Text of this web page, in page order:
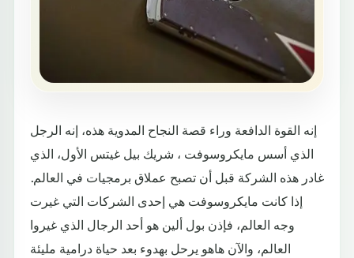
إنه القوة الدافعة وراء قصة النجاح المدوية هذه، إنه الرجل
الذي أسس مايكروسوفت ، شريك بيل غيتس الأول، الذي
غادر هذه الشركة قبل أن تصبح عملاق برمجيات في العالم.
إذا كانت مايكروسوفت هي إحدى الشركات التي غيرت
وجه العالم، فإذن بول ألين هو أحد الرجال الذي غيروا
العالم، والآن هاهو يرحل بهدوء بعد حياة درامية مليئة